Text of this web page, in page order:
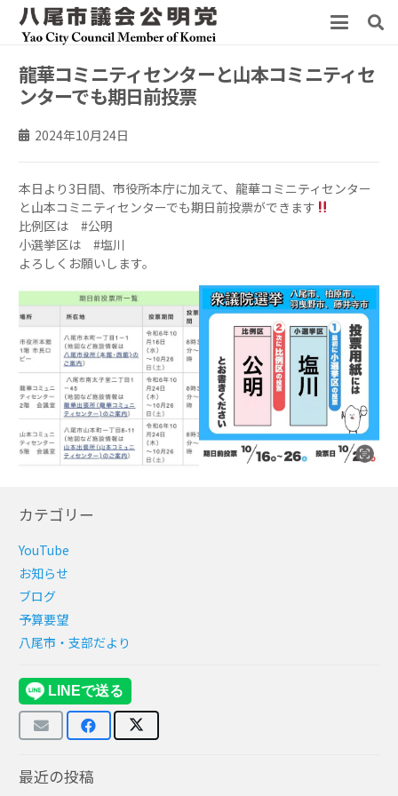
龍華コミニティセンターと山本コミニティセ
ンターでも期日前投票
2024年10月24日
本日より3日間、市役所本庁に加えて、龍華コミニティセンター
と山本コミニティセンターでも期日前投票ができます
比例区は #公明
小選挙区は #塩川
よろしくお願いします。
カテゴリー
YouTube
お知らせ
ブログ
予算要望
八尾市・支部だより
最近の投稿